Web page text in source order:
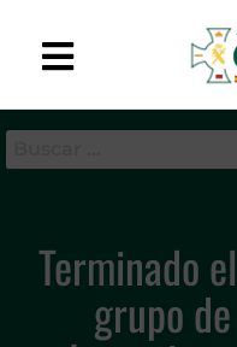
APC-GC
Terminado
grupo